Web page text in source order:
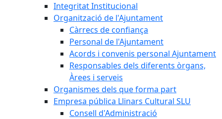
Integritat Institucional
Organització de l'Ajuntament
Càrrecs de confiança
Personal de l'Ajuntament
Acords i convenis personal Ajuntament
Responsables dels diferents òrgans,
Àrees i serveis
Organismes dels que forma part
Empresa pública Llinars Cultural SLU
Consell d'Administració